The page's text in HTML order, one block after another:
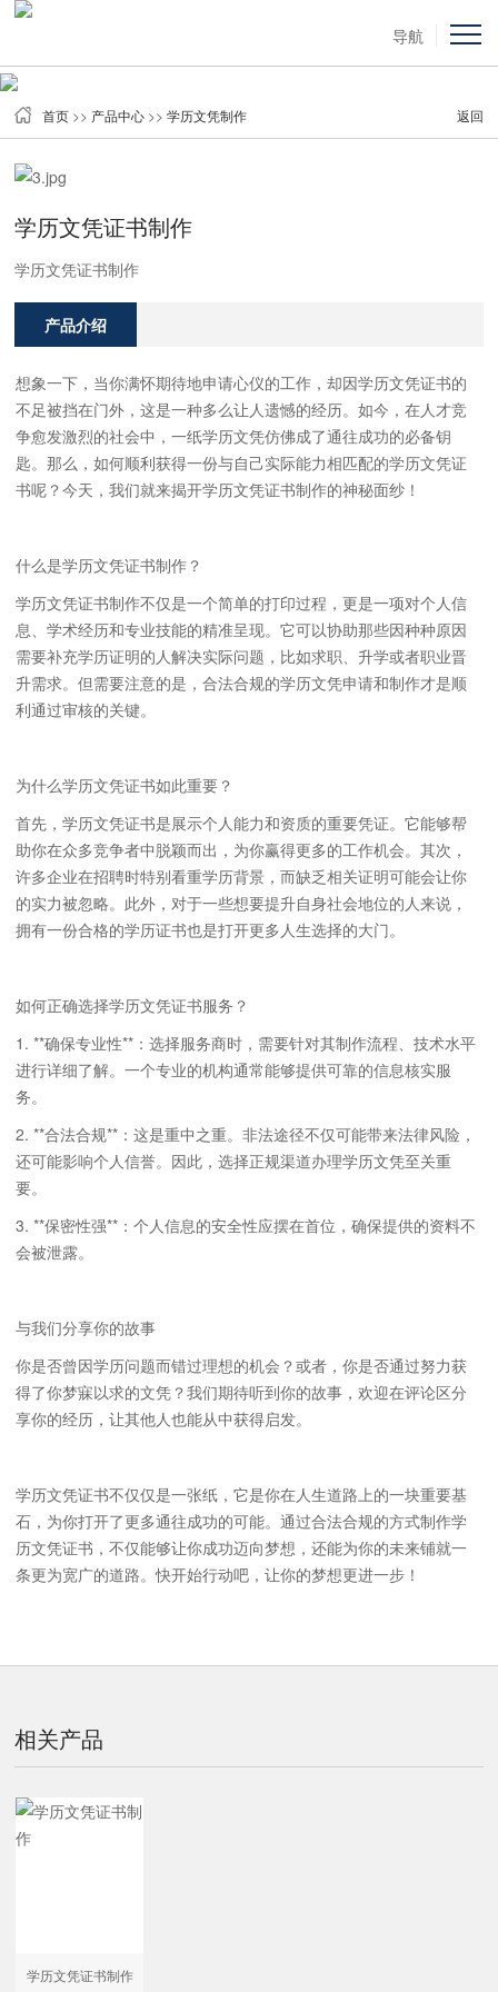
导航
首页 >> 产品中心 >>学历文凭制作 返回
学历文凭证书制作
学历文凭证书制作
产品介绍
想象一下，当你满怀期待地申请心仪的工作，却因学历文凭证书的
不足被挡在门外，这是一种多么让人遗憾的经历。如今，在人才竞
争愈发激烈的社会中，一纸学历文凭仿佛成了通往成功的必备钥
匙。那么，如何顺利获得一份与自己实际能力相匹配的学历文凭证
书呢？今天，我们就来揭开学历文凭证书制作的神秘面纱！
什么是学历文凭证书制作？
学历文凭证书制作不仅是一个简单的打印过程，更是一项对个人信
息、学术经历和专业技能的精准呈现。它可以协助那些因种种原因
需要补充学历证明的人解决实际问题，比如求职、升学或者职业晋
升需求。但需要注意的是，合法合规的学历文凭申请和制作才是顺
利通过审核的关键。
为什么学历文凭证书如此重要？
首先，学历文凭证书是展示个人能力和资质的重要凭证。它能够帮
助你在众多竞争者中脱颖而出，为你赢得更多的工作机会。其次，
许多企业在招聘时特别看重学历背景，而缺乏相关证明可能会让你
的实力被忽略。此外，对于一些想要提升自身社会地位的人来说，
拥有一份合格的学历证书也是打开更多人生选择的大门。
如何正确选择学历文凭证书服务？
1. **确保专业性**：选择服务商时，需要针对其制作流程、技术水平
进行详细了解。一个专业的机构通常能够提供可靠的信息核实服
务。
2. **合法合规**：这是重中之重。非法途径不仅可能带来法律风险，
还可能影响个人信誉。因此，选择正规渠道办理学历文凭至关重
要。
3. **保密性强**：个人信息的安全性应摆在首位，确保提供的资料不
会被泄露。
与我们分享你的故事
你是否曾因学历问题而错过理想的机会？或者，你是否通过努力获
得了你梦寐以求的文凭？我们期待听到你的故事，欢迎在评论区分
享你的经历，让其他人也能从中获得启发。
学历文凭证书不仅仅是一张纸，它是你在人生道路上的一块重要基
石，为你打开了更多通往成功的可能。通过合法合规的方式制作学
历文凭证书，不仅能够让你成功迈向梦想，还能为你的未来铺就一
条更为宽广的道路。快开始行动吧，让你的梦想更进一步！
相关产品
学历文凭证书制作